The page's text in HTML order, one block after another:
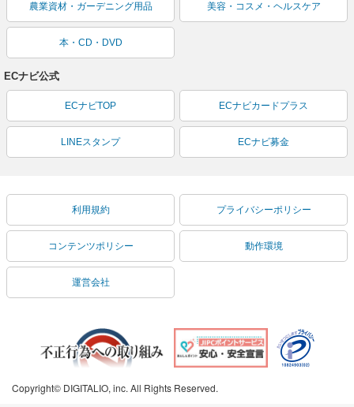
農業資材・ガーデニング用品 美容・コスメ・ヘルスケア
本・CD・DVD
ECナビ公式
ECナビTOP ECナビカードプラス
LINEスタンプ ECナビ募金
利用規約 プライバシーポリシー
コンテンツポリシー 動作環境
運営会社
Copyright© DIGITALIO, inc. All Rights Reserved.